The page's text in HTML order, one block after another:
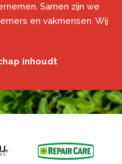
Samen zijn we
en vakmensen. Wij
inhoudt